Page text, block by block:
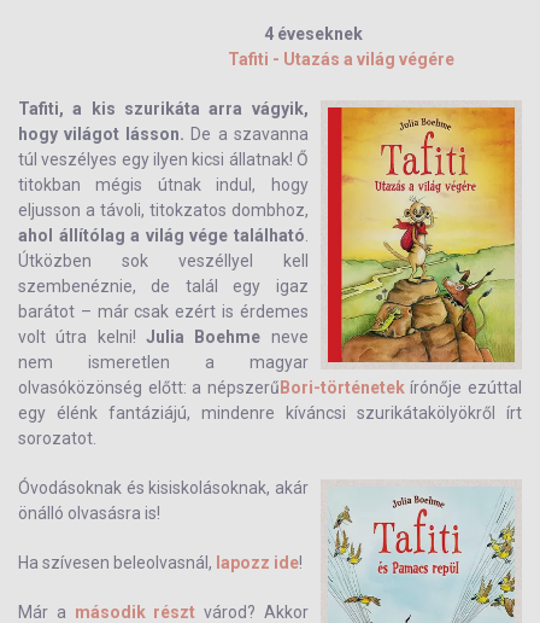
4 éveseknek
Tafiti - Utazás a világ végére
Tafiti, a kis szurikáta arra vágyik,
hogy világot lásson. De a szavanna
túl veszélyes egy ilyen kicsi állatnak! Ő
titokban mégis útnak indul, hogy
eljusson a távoli, titokzatos dombhoz,
ahol állítólag a világ vége található
Útközben sok veszéllyel kell
szembenéznie, de talál egy igaz
barátot – már csak ezért is érdemes
volt útra kelni!Julia Boehme neve
nem ismeretlen a magyar
olvasóközönség előtt: a népszerű Bori-történetekírónője ezúttal
egy élénk fantáziájú, mindenre kíváncsi szurikátakölyökről írt
sorozatot.
Óvodásoknak és kisiskolásoknak, akár
önálló olvasásra is!
Ha szívesen beleolvasnál, lapozz ide!
Már a második részt várod? Akkor